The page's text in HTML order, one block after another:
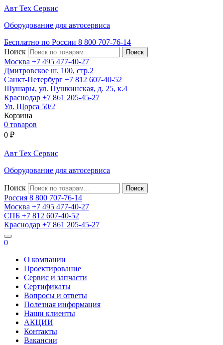
Авт Тех Сервис
Оборудование для автосервиса
Бесплатно по России 8 800 707-76-14
Поиск
Москва +7 495 477-40-27
Дмитровское ш. 100, стр.2
Санкт-Петербург +7 812 607-40-52
Шушары, ул. Пушкинская, д. 25, к.4
Краснодар +7 861 205-45-27
Ул. Щорса 50/2
Корзина
0 товаров
0 ₽
Авт Тех Сервис
Оборудование для автосервиса
Поиск
Россия 8 800 707-76-14
Москва +7 495 477-40-27
СПБ +7 812 607-40-52
Краснодар +7 861 205-45-27
0
О компании
Проектирование
Сервис и запчасти
Сертификаты
Вопросы и ответы
Полезная информация
Наши клиенты
АКЦИИ
Контакты
Вакансии